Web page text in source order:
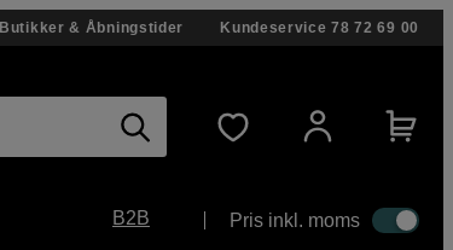
Butikker & Åbningstider Kundeservice 78 72 69 00
B2B Pris inkl. moms